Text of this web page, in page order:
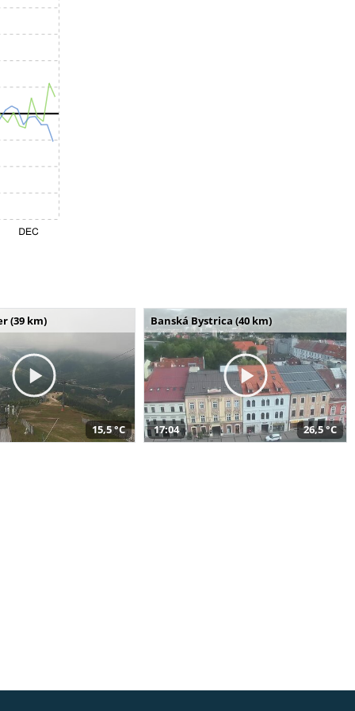
(39 km)
15,5 °C
Banská Bystrica (40 km)
17:04 26,5 °C